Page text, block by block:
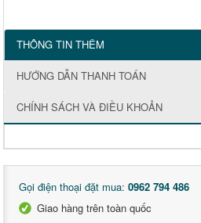
THÔNG TIN THÊM
HƯỚNG DẪN THANH TOÁN
CHÍNH SÁCH VÀ ĐIỀU KHOẢN
Gọi điện thoại đặt mua: 0962 794 486
Giao hàng trên toàn quốc